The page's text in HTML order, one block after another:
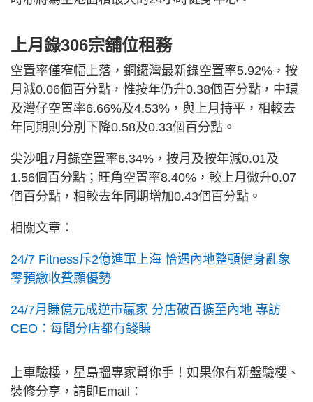
上月錄306宗舖位租務
空置率僅窄幅上落，銅鑼灣最新錄空置率5.92%，按
月減0.06個百分點，惟按年仍升0.38個百分點，中環
及灣仔空置率6.66%及4.53%，與上月持平，相較去
年同期則分別下降0.58及0.33個百分點。
尖沙咀7月錄空置率6.34%，按月及按年減0.01及
1.56個百分點；旺角空置率8.40%，較上月微升0.07
個百分點，相較去年同期增加0.43個百分點。
相關文章：
24/7 Fitness斥2億進軍上海 恰遇內地整頓健身亂象
零預繳收費顯優勢
24/7月賺億元成逆市贏家 分店破百擴至內地 專訪
CEO：每間分店都有錢賺
上車驗樓，星島搵專家幫你手！如果你有新盤驗樓、
裝修分享，請即Email：